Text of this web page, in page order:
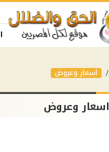
اسعار وعروض
اسعار وعروض